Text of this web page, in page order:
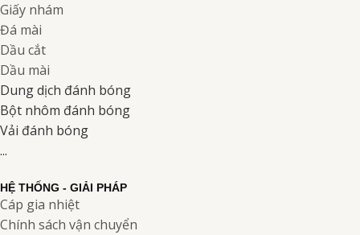
Giấy nhám
Đá mài
Dầu cắt
Dầu mài
Dung dịch đánh bóng
Bột nhôm đánh bóng
Vải đánh bóng
...
HỆ THỐNG - GIẢI PHÁP
Cáp gia nhiệt
Chính sách vận chuyển